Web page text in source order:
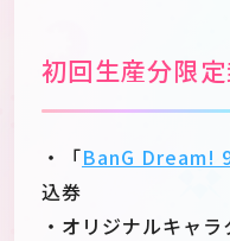
初回生産分限
・「BanG Dream!
込券
・オリジナルキャ